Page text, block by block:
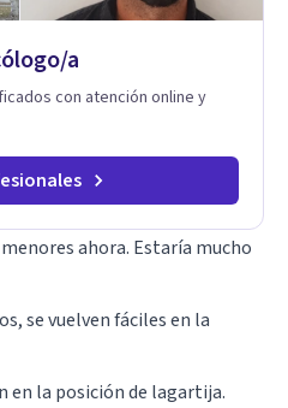
a
con atención online y
ahora. Estaría mucho
se vuelven fáciles en la
en la posición de lagartija.